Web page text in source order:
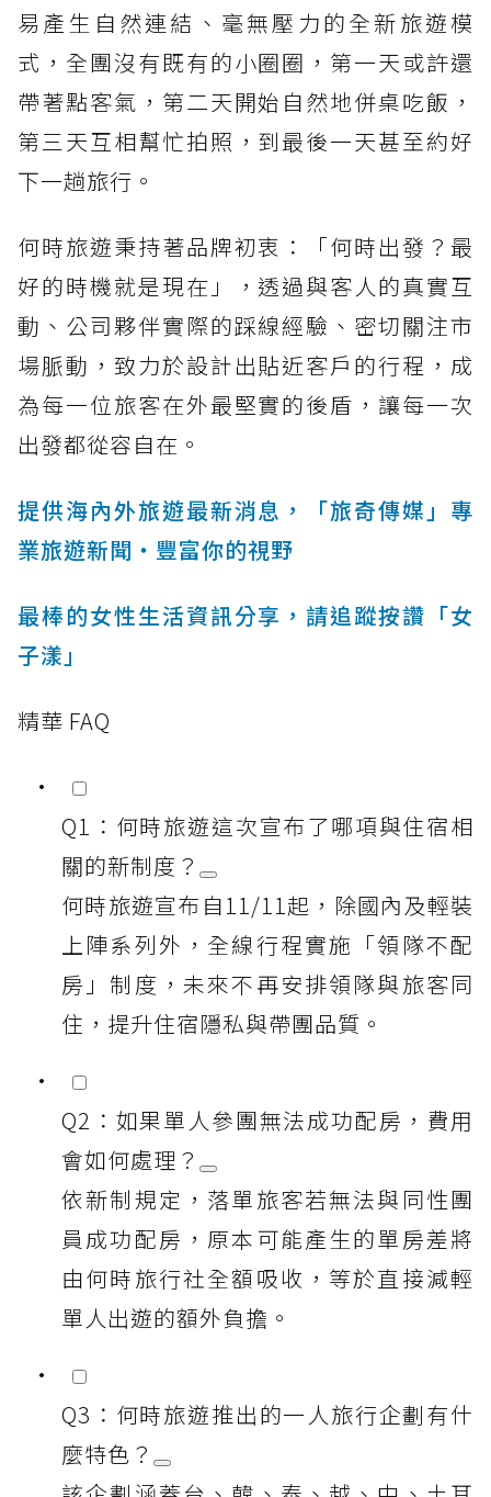
易產生自然連結、毫無壓力的全新旅遊模
式，全團沒有既有的小圈圈，第一天或許還
帶著點客氣，第二天開始自然地併桌吃飯，
第三天互相幫忙拍照，到最後一天甚至約好
下一趟旅行。
何時旅遊秉持著品牌初衷：「何時出發？最
好的時機就是現在」，透過與客人的真實互
動、公司夥伴實際的踩線經驗、密切關注市
場脈動，致力於設計出貼近客戶的行程，成
為每一位旅客在外最堅實的後盾，讓每一次
出發都從容自在。
提供海內外旅遊最新消息，「旅奇傳媒」專
業旅遊新聞‧豐富你的視野
最棒的女性生活資訊分享，請追蹤按讚「女
子漾」
精華 FAQ
Q1：何時旅遊這次宣布了哪項與住宿相
關的新制度？
何時旅遊宣布自11/11起，除國內及輕裝
上陣系列外，全線行程實施「領隊不配
房」制度，未來不再安排領隊與旅客同
住，提升住宿隱私與帶團品質。
Q2：如果單人參團無法成功配房，費用
會如何處理？
依新制規定，落單旅客若無法與同性團
員成功配房，原本可能產生的單房差將
由何時旅行社全額吸收，等於直接減輕
單人出遊的額外負擔。
Q3：何時旅遊推出的一人旅行企劃有什
麼特色？